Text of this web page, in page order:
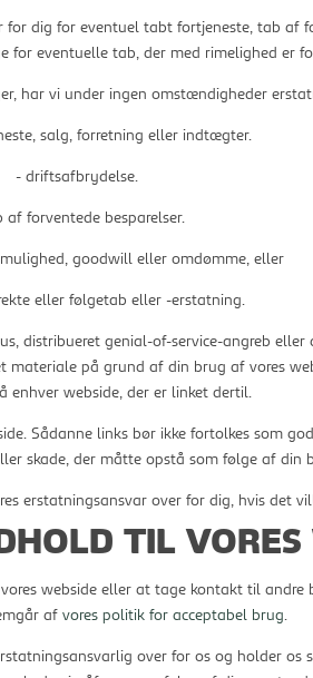
for dig for eventuel tabt fortjeneste, tab
for eventuelle tab, der med rimelighed er
har vi under ingen omstændigheder
salg, forretning eller indtægter.
- driftsafbrydelse.
af forventede besparelser.
goodwill eller omdømme, eller
eller følgetab eller -erstatning.
distribueret genial-of-service-angreb
på grund af din brug af vores
enhver webside, der er linket dertil.
Sådanne links bør ikke fortolkes som
skade, der måtte opstå som følge af din
erstatningsansvar over for dig, hvis det
TIL VORES
webside eller at tage kontakt til andre
af vores politik for acceptabel brug.
over for os og holder